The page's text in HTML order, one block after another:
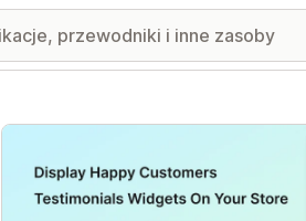
Wyróżnione obrazy w galerii